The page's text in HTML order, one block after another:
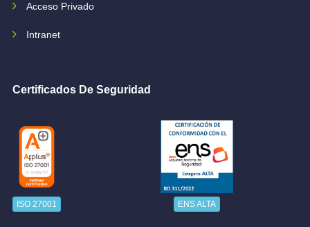
Acceso Privado
Intranet
Certificados De Seguridad
ISO 27001 ENS ALTA